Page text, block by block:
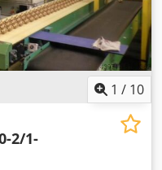
1 / 10
2/1-